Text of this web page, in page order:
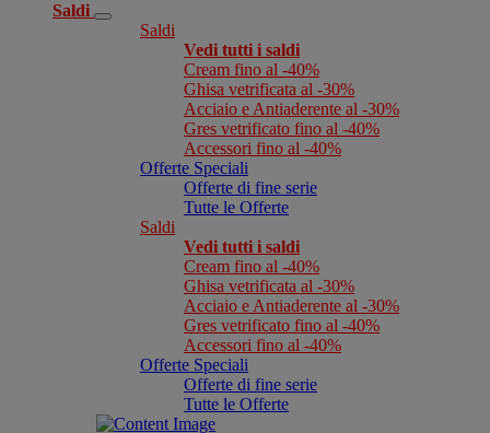
Saldi
Saldi
Vedi tutti i saldi
Cream fino al -40%
Ghisa vetrificata al -30%
Acciaio e Antiaderente al -30%
Gres vetrificato fino al -40%
Accessori fino al -40%
Offerte Speciali
Offerte di fine serie
Tutte le Offerte
Saldi
Vedi tutti i saldi
Cream fino al -40%
Ghisa vetrificata al -30%
Acciaio e Antiaderente al -30%
Gres vetrificato fino al -40%
Accessori fino al -40%
Offerte Speciali
Offerte di fine serie
Tutte le Offerte